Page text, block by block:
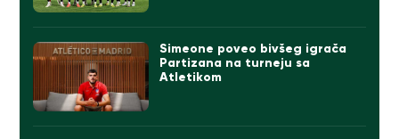
Simeone poveo bivšeg igrača
Partizana na turneju sa
Atletikom